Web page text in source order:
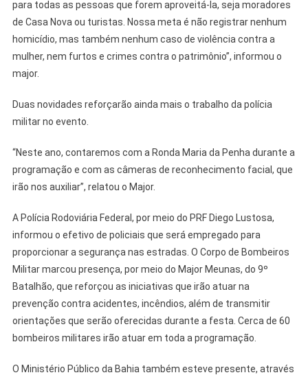
para todas as pessoas que forem aproveitá-la, seja moradores
de Casa Nova ou turistas. Nossa meta é não registrar nenhum
homicídio, mas também nenhum caso de violência contra a
mulher, nem furtos e crimes contra o patrimônio”, informou o
major.
Duas novidades reforçarão ainda mais o trabalho da polícia
militar no evento.
“Neste ano, contaremos com a Ronda Maria da Penha durante a
programação e com as câmeras de reconhecimento facial, que
irão nos auxiliar”, relatou o Major.
A Polícia Rodoviária Federal, por meio do PRF Diego Lustosa,
informou o efetivo de policiais que será empregado para
proporcionar a segurança nas estradas. O Corpo de Bombeiros
Militar marcou presença, por meio do Major Meunas, do 9º
Batalhão, que reforçou as iniciativas que irão atuar na
prevenção contra acidentes, incêndios, além de transmitir
orientações que serão oferecidas durante a festa. Cerca de 60
bombeiros militares irão atuar em toda a programação.
O Ministério Público da Bahia também esteve presente, através